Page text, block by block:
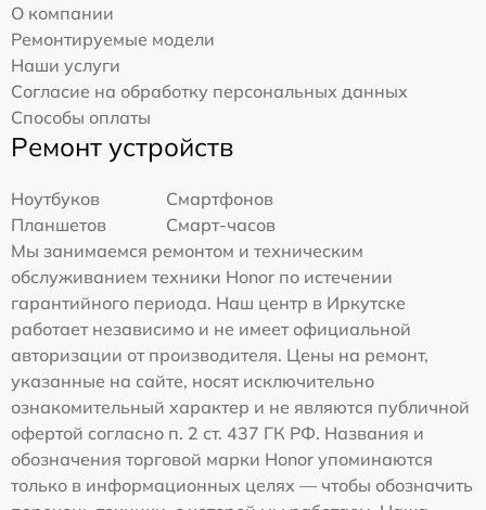
О компании
Ремонтируемые модели
Наши услуги
Согласие на обработку персональных данных
Способы оплаты
Ремонт устройств
Ноутбуков
Смартфонов
Планшетов
Смарт-часов
Мы занимаемся ремонтом и техническим
обслуживанием техники Honor по истечении
гарантийного периода. Наш центр в Иркутске
работает независимо и не имеет официальной
авторизации от производителя. Цены на ремонт,
указанные на сайте, носят исключительно
ознакомительный характер и не являются публичной
офертой согласно п. 2 ст. 437 ГК РФ. Названия и
обозначения торговой марки Honor упоминаются
только в информационных целях — чтобы обозначить